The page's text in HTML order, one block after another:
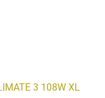
3 108W XL